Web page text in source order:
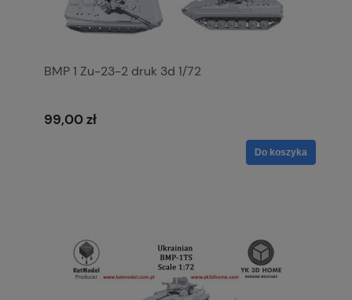
BMP 1 Zu-23-2 druk 3d 1/72
99,00 zł
Do koszyka